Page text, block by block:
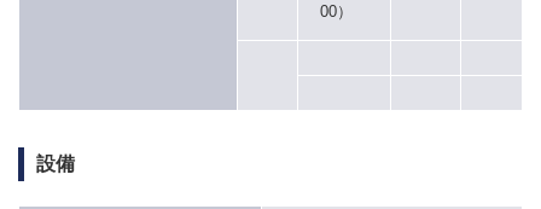
00）
設備